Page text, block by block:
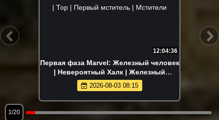
12:04:36
Первая фаза Marvel: Железный человек
| Невероятный Халк | Железный
человек 2 | Тор | Первый мститель |
Мстители
2026-08-03 08:15
1/20